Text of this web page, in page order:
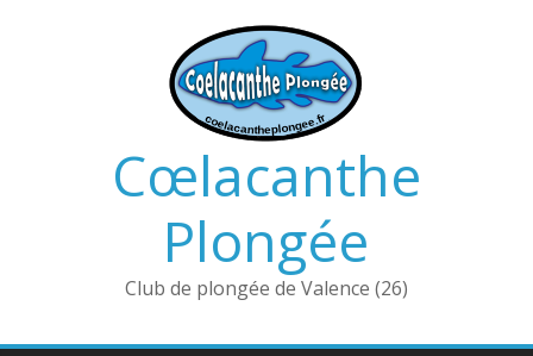
Cœlacanthe
Plongée
Club de plongée de Valence (26)